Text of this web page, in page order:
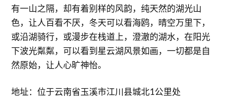
有一山之隔，却有着别样的风韵，纯天然的湖光山
色，让人百看不厌，冬天可以看海鸥，晴空万里下，
或沿湖骑行，或漫步在栈道上，澄澈的湖水，在阳光
下波光粼粼，可以看到星云湖风景如画，一切都是自
然原始，让人心旷神怡。
地址：位于云南省玉溪市江川县城北1公里处